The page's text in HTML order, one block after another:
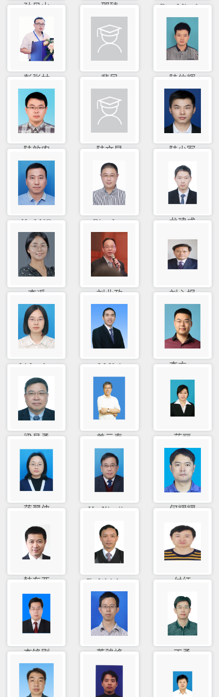
孙见山 邵臻 Ren Mingl...
彭张林 裴凤 陆信辉
陆效农 陆文星 陆少军
He LUO Biao Luo 龙建成
李遥 刘业政 刘心报
Li Lanlan LI Kai 李方一
梁昌勇 姜元春 蒋丽
蒋翠侠 Hu Xiaoji... 何耀耀
韩东亚 Fu Weizho... 付红
李锋刚 董骏峰 丁勇